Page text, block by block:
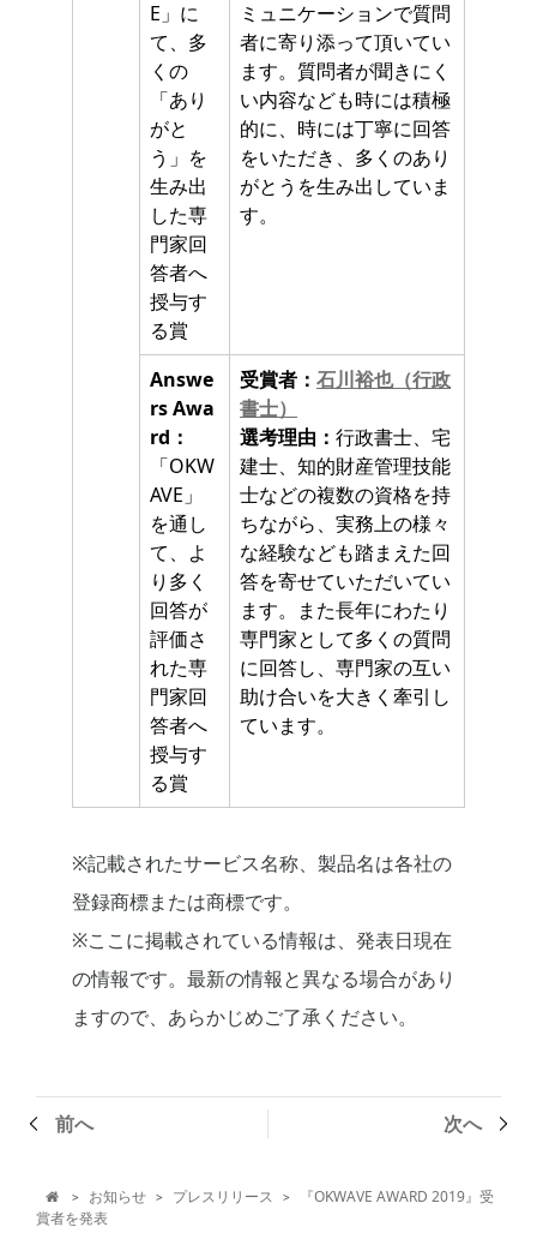
E」に
て、多
くの
「あり
がと
う」を
生み出
した専
門家回
答者へ
授与す
る賞
ミュニケーションで質問
者に寄り添って頂いてい
ます。質問者が聞きにく
い内容なども時には積極
的に、時には丁寧に回答
をいただき、多くのあり
がとうを生み出していま
す。
Answe
rs Awa
rd：
「OKW
AVE」
を通し
て、よ
り多く
回答が
評価さ
れた専
門家回
答者へ
授与す
る賞
受賞者： 石川裕也（行政
書士）
選考理由： 行政書士、宅
建士、知的財産管理技能
士などの複数の資格を持
ちながら、実務上の様々
な経験なども踏まえた回
答を寄せていただいてい
ます。また長年にわたり
専門家として多くの質問
に回答し、専門家の互い
助け合いを大きく牽引し
ています。
※記載されたサービス名称、製品名は各社の
登録商標または商標です。
※ここに掲載されている情報は、発表日現在
の情報です。最新の情報と異なる場合があり
ますので、あらかじめご了承ください。
前へ 次へ
 > お知らせ > プレスリリース >
『OKWAVE AWARD 2019』受
賞者を発表